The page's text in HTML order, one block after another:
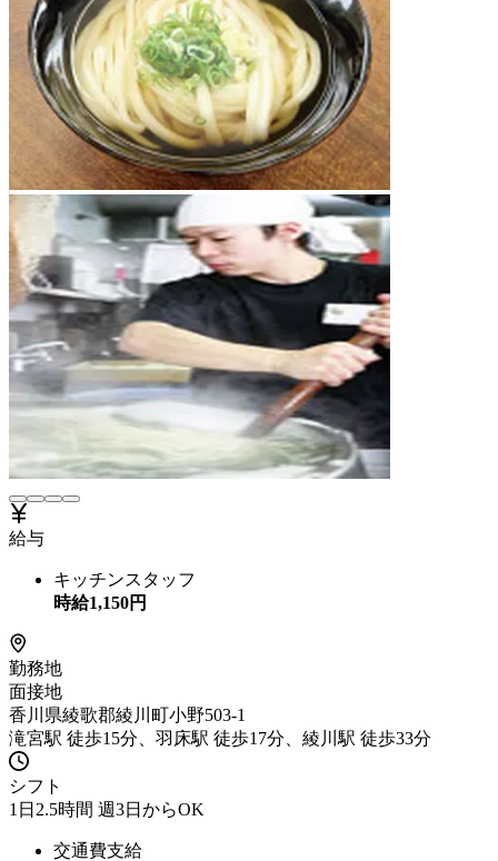
給与
キッチンスタッフ
時給1,150円
勤務地
面接地
香川県綾歌郡綾川町小野503-1
滝宮駅 徒歩15分、羽床駅 徒歩17分、綾川駅 徒歩33分
シフト
1日2.5時間 週3日からOK
交通費支給